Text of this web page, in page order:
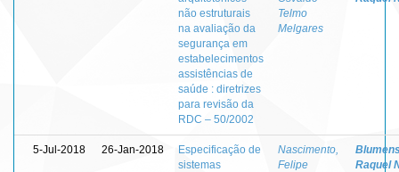
não estruturais
na avaliação da
segurança em
estabelecimentos
assistências de
saúde : diretrizes
para revisão da
RDC – 50/2002
Telmo
Melgares
5-Jul-2018 26-Jan-2018
Especificação de
sistemas
Nascimento,
Felipe
Raquel